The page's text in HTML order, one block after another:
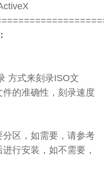
方式来刻录ISO文
的准确性，刻录速度
区，如需要，请参考
行安装，如不需要，